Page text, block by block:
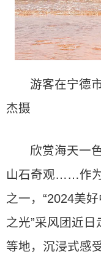
游客在宁
杰摄
欣赏海天一
山石奇观……作为
之一，“2024美
之光”采风团近
等地，沉浸式感